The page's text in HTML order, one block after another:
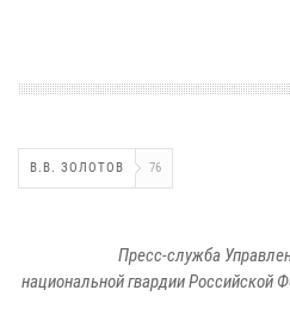
В.В. ЗОЛОТОВ 76
Пресс-служба
национальной гвардии Российской